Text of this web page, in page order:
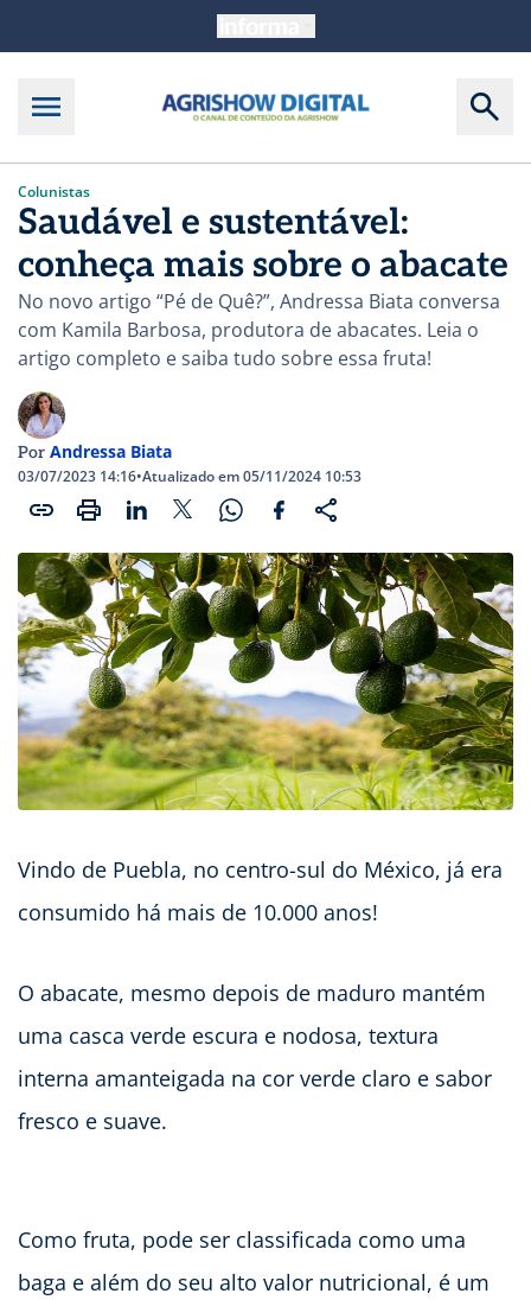
Colunistas
Saudável e sustentável:
conheça mais sobre o abacate
No novo artigo “Pé de Quê?”, Andressa Biata conversa
com Kamila Barbosa, produtora de abacates. Leia o
artigo completo e saiba tudo sobre essa fruta!
Por Andressa Biata
03/07/2023 14:16•Atualizado em 05/11/2024 10:53
Vindo de Puebla, no centro-sul do México, já era
consumido há mais de 10.000 anos!
O abacate, mesmo depois de maduro mantém
uma casca verde escura e nodosa, textura
interna amanteigada na cor verde claro e sabor
fresco e suave.
Como fruta, pode ser classificada como uma
baga e além do seu alto valor nutricional, é um